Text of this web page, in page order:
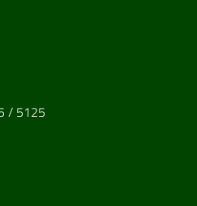
/ 5125